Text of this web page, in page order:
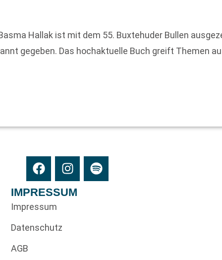
Hallak ist mit dem 55. Buxtehuder Bullen
gegeben. Das hochaktuelle Buch greift Themen
IMPRESSUM
Impressum
Datenschutz
AGB